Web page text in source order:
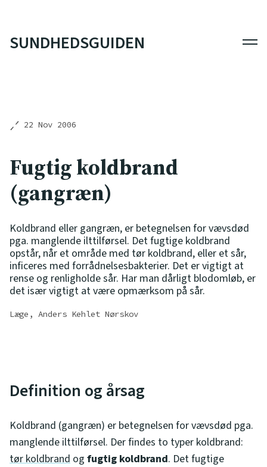
SUNDHEDSGUIDEN
22 Nov 2006
Fugtig koldbrand
(gangræn)
Koldbrand eller gangræn, er betegnelsen for vævsdød
pga. manglende ilttilførsel. Det fugtige koldbrand
opstår, når et område med tør koldbrand, eller et sår,
inficeres med forrådnelsesbakterier. Det er vigtigt at
rense og renligholde sår. Har man dårligt blodomløb, er
det især vigtigt at være opmærksom på sår.
Læge, Anders Kehlet Nørskov
Definition og årsag
Koldbrand (gangræn) er betegnelsen for vævsdød pga.
manglende ilttilførsel. Der findes to typer koldbrand:
tør koldbrand og fugtig koldbrand. Det fugtige